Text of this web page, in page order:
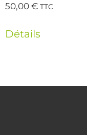
50,00€ TTC
Détails